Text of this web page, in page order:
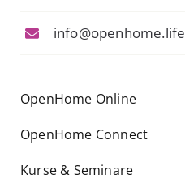
info@openhome.life
OpenHome Online
OpenHome Connect
Kurse & Seminare